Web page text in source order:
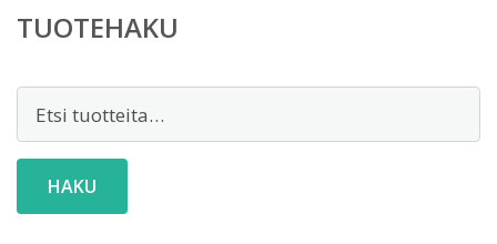
TUOTEHAKU
HAKU